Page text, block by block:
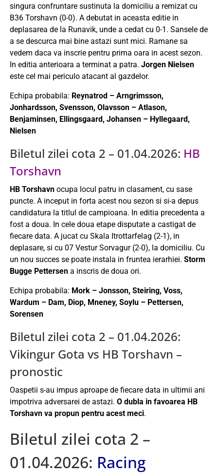
singura confruntare sustinuta la domiciliu a remizat cu
B36 Torshavn (0-0). A debutat in aceasta editie in
deplasarea de la Runavik, unde a cedat cu 0-1. Sansele de
a se descurca mai bine astazi sunt mici. Ramane sa
vedem daca va inscrie pentru prima oara in acest sezon.
In editia anterioara a terminat a patra. Jorgen Nielsen
este cel mai periculo atacant al gazdelor.
Echipa probabila: Reynatrod – Arngrimsson,
Jonhardsson, Svensson, Olavsson – Atlason,
Benjaminsen, Ellingsgaard, Johansen – Hyllegaard,
Nielsen
Biletul zilei cota 2 – 01.04.2026: HB
Torshavn
HB Torshavn ocupa locul patru in clasament, cu sase
puncte. A inceput in forta acest nou sezon si si-a depus
candidatura la titlul de campioana. In editia precedenta a
fost a doua. In cele doua etape disputate a castigat de
fiecare data. A jucat cu Skala Itrottarfelag (2-1), in
deplasare, si cu 07 Vestur Sorvagur (2-0), la domiciliu. Cu
un nou succes se poate instala in fruntea ierarhiei. Storm
Bugge Pettersen a inscris de doua ori.
Echipa probabila: Mork – Jonsson, Steiring, Voss,
Wardum – Dam, Diop, Mneney, Soylu – Pettersen,
Sorensen
Biletul zilei cota 2 – 01.04.2026:
Vikingur Gota vs HB Torshavn –
pronostic
Oaspetii s-au impus aproape de fiecare data in ultimii ani
impotriva adversarei de astazi. O dubla in favoarea HB
Torshavn va propun pentru acest meci.
Biletul zilei cota 2 –
01.04.2026: Racing